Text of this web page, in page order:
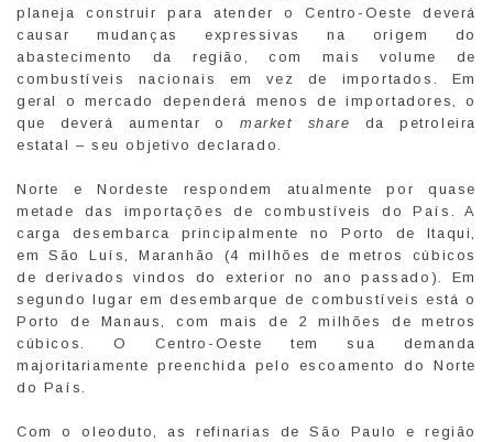
planeja construir para atender o Centro-Oeste deverá
causar mudanças expressivas na origem do
abastecimento da região, com mais volume de
combustíveis nacionais em vez de importados. Em
geral o mercado dependerá menos de importadores, o
que deverá aumentar omarket share
da petroleira
estatal – seu objetivo declarado.
Norte e Nordeste respondem atualmente por quase
metade das importações de combustíveis do País. A
carga desembarca principalmente no Porto de Itaqui,
em São Luís, Maranhão (4 milhões de metros cúbicos
de derivados vindos do exterior no ano passado). Em
segundo lugar em desembarque de combustíveis está o
Porto de Manaus, com mais de 2 milhões de metros
cúbicos. O Centro-Oeste tem sua demanda
majoritariamente preenchida pelo escoamento do Norte
do País.
Com o oleoduto, as refinarias de São Paulo e região